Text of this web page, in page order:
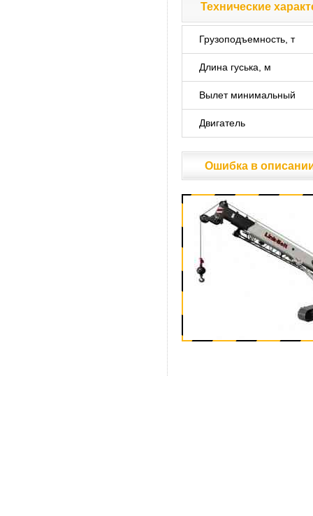
Технические
Технические
Грузоподъемность, т
Длина гуська, м
Вылет минимальный
Двигатель